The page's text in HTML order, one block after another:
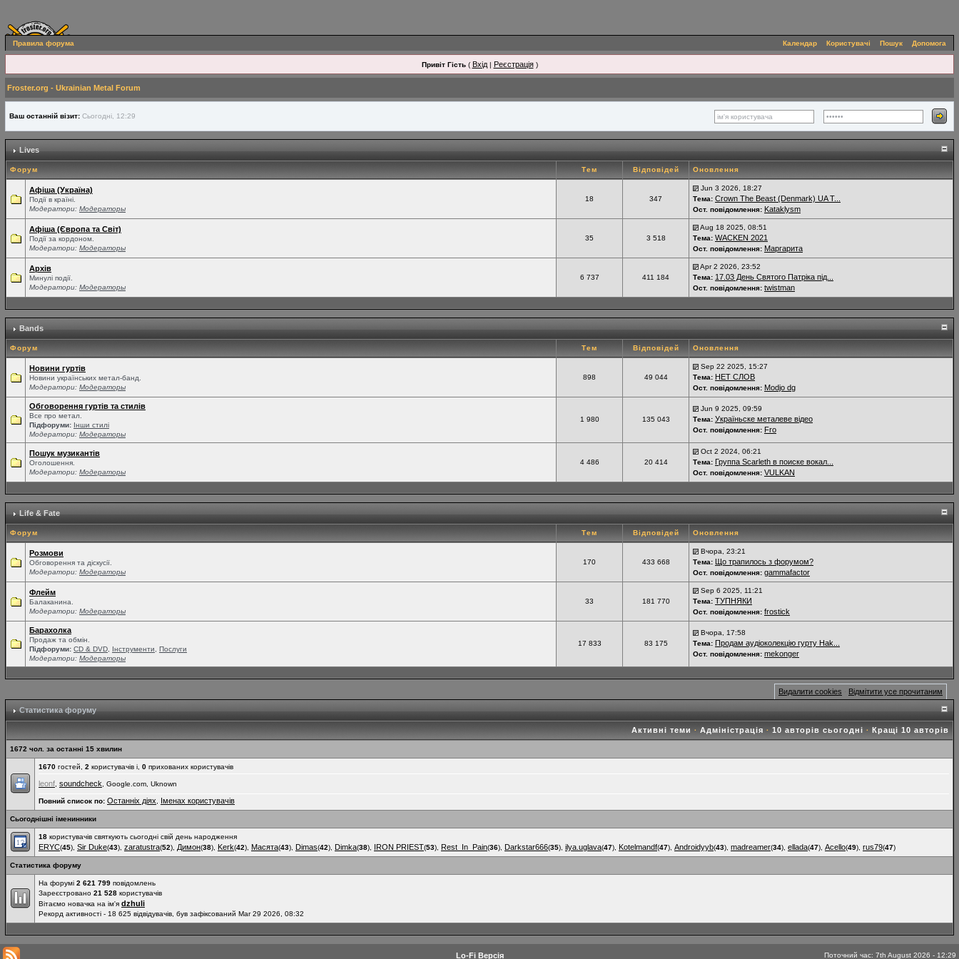
Правила форума Календар Користувачі Пошук Допомога
Привіт Гість( Вхід| Реєстрація)
Froster.org - Ukrainian Metal Forum
Ваш останній візит: Сьогодні, 12:29
Lives
Форум Тем Відповідей Оновлення
Афіша (Україна)
Події в країні.
Модератори: Модераторы
18 347
Jun 3 2026, 18:27
Тема: Crown The Beast (Denmark) UA T...
Ост. повідомлення: Kataklysm
Афіша (Європа та Світ)
Події за кордоном.
Модератори: Модераторы
35 3 518
Aug 18 2025, 08:51
Тема: WACKEN 2021
Ост. повідомлення: Маргарита
Архів
Минулі події.
Модератори: Модераторы
6 737 411 184
Apr 2 2026, 23:52
Тема: 17.03 День Святого Патріка під...
Ост. повідомлення: twistman
Bands
Форум Тем Відповідей Оновлення
Новини гуртів
Новини українських метал-банд.
Модератори: Модераторы
898 49 044
Sep 22 2025, 15:27
Тема: НЕТ СЛОВ
Ост. повідомлення: Modjo dg
Обговорення гуртів та стилів
Все про метал.
Підфоруми: Інши стилі
Модератори: Модераторы
1 980 135 043
Jun 9 2025, 09:59
Тема: Україньске металеве відео
Ост. повідомлення: Fro
Пошук музикантів
Оголошення.
Модератори: Модераторы
4 486 20 414
Oct 2 2024, 06:21
Тема: Группа Scarleth в поиске вокал...
Ост. повідомлення: VULKAN
Life & Fate
Форум Тем Відповідей Оновлення
Розмови
Обговорення та діскусії.
Модератори: Модераторы
170 433 668
Вчора, 23:21
Тема: Що трапилось з форумом?
Ост. повідомлення: gammafactor
Флейм
Балаканина.
Модератори: Модераторы
33 181 770
Sep 6 2025, 11:21
Тема: ТУПНЯКИ
Ост. повідомлення: frostick
Барахолка
Продаж та обмін.
Підфоруми: СD & DVD Інструменти
Послуги
Модератори: Модераторы
17 833 83 175
Вчора, 17:58
Тема: Продам аудіоколекцію гурту Hak...
Ост. повідомлення: mekonger
Видалити cookies Відмітити усе прочитаним
Статистика форуму
Активні теми · Адміністрація · 10 авторів сьогодні · Кращі 10 авторів
1672 чол. за останні 15 хвилин
1670 гостей, 2 користувачів і, 0 прихованих користувачів
leonf soundcheck , Google.com, Uknown
Повний список по: Останніх діях Іменах користувачів
Сьогоднішні іменинники
18 користувачів святкують сьогодні свій день народження
ERYC(45), Sir Duke(43), zaratustra(52), Димон(38), Kerk(42), Масята(43), Dimas(42), Dimka(38), IRON PRIEST(53), Rest_In_Pain(36), Darkstar666(35), ilya.uglava(47), Kotelmandf(47), Androidyyb(43), madreamer(34), ellada(47), Acello(49), rus79(47)
Статистика форуму
На форумі 2 621 799 повідомлень
Зареєстровано 21 528 користувачів
Вітаємо новачка на ім'я dzhuli
Рекорд активності - 18 625 відвідувачів, був зафіксований Mar 29 2026, 08:32
Lo-Fi Версія Поточний час: 7th August 2026 - 12:29